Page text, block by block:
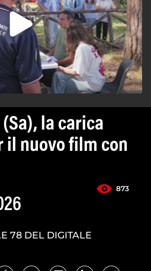
la carica
il nuovo film con
873
78 DEL DIGITALE